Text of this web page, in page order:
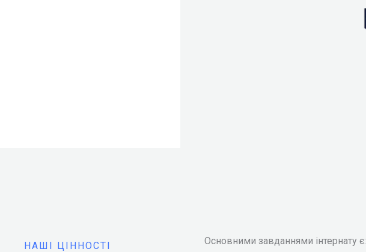
НАШІ ЦІННОСТІ Основними завданнями інтернату є: